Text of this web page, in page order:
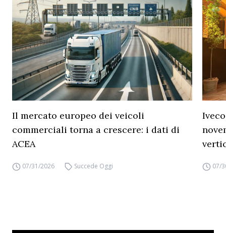
Il mercato europeo dei veicoli
commerciali torna a crescere: i dati di
ACEA
07/31/2026 Succede Oggi 07/